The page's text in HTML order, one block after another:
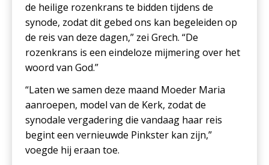
de heilige rozenkrans te bidden tijdens de
synode, zodat dit gebed ons kan begeleiden op
de reis van deze dagen,” zei Grech. “De
rozenkrans is een eindeloze mijmering over het
woord van God.”
“Laten we samen deze maand Moeder Maria
aanroepen, model van de Kerk, zodat de
synodale vergadering die vandaag haar reis
begint een vernieuwde Pinkster kan zijn,”
voegde hij eraan toe.